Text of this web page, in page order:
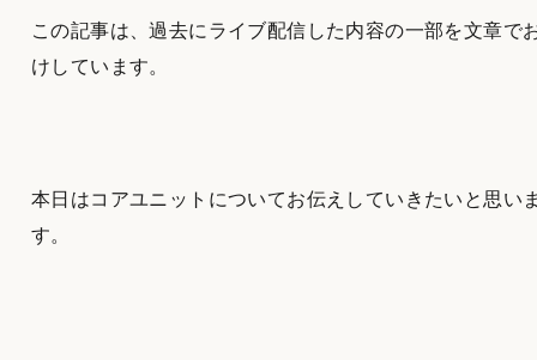
この記事は、過去にライブ配信した内容の一部を文章で
けしています。
本日はコアユニットについてお伝えしていきたいと思い
す。